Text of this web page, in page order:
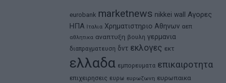
eurobank marketnews nikkei wall
Αγορες
ΗΠΑ Ιταλια Χρηματιστηριο Αθηνων αεπ
αθλητικα αναπτυξη βουλη γερμανια
διαπραγματευση δντ εκλογες εκτ
ελλαδα εμπορευματα επικαιροτητα
επιχειρησεις ευρω ευρωζωνη ευρωπαικα